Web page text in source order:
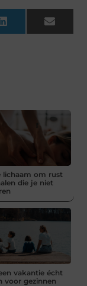
LinkedInEmail
lichaam om rust
die je niet
vakantie écht
voor gezinnen